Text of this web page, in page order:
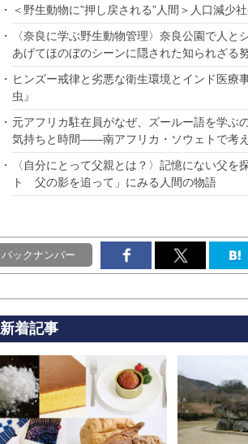
＜野生動物に”押し戻される”人間＞人口減少
〈奈良に学ぶ野生動物管理〉奈良公園で人
あげてほのぼのシーンに隠された知られざる
ヒンズー戒律と劣悪な衛生環境とインド医療
虫』
元アフリカ駐在員がなぜ、ズールー語を学ぶ
気持ちと時間――南アフリカ・ソウェトで考
〈自分にとって父親とは？〉記憶にない父
ト 父の影を追って」にみる人間の物語
バックナンバー
新着記事